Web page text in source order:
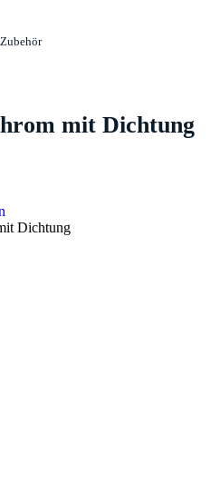
Zubehör
mit Dichtung